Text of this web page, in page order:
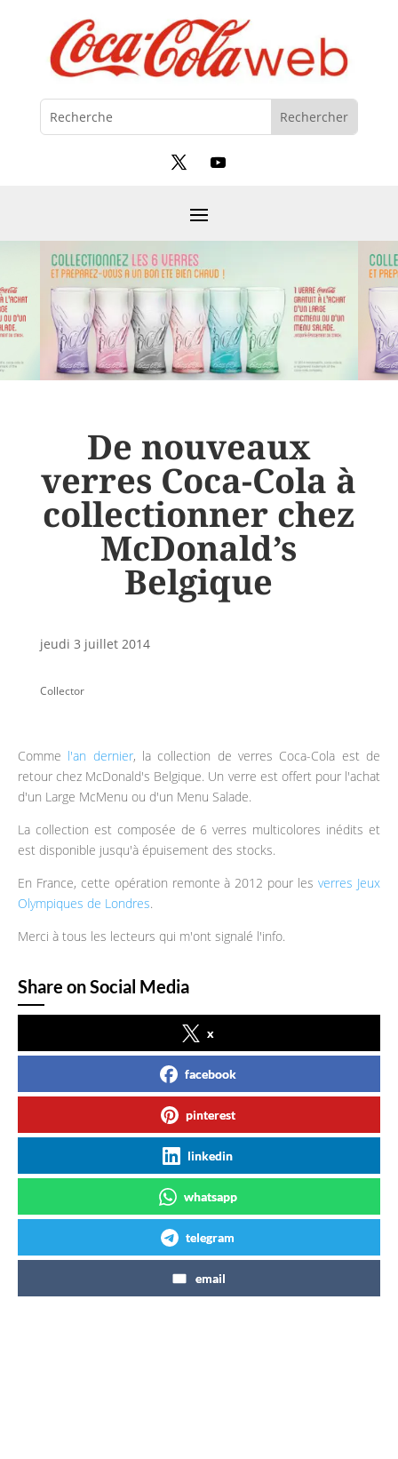
De nouveaux
verres Coca-Cola à
collectionner chez
McDonald’s
Belgique
jeudi 3 juillet 2014
Collector
Comme l'an dernier, la collection de verres Coca-Cola est de
retour chez McDonald's Belgique. Un verre est offert pour l'achat
d'un Large McMenu ou d'un Menu Salade.
La collection est composée de 6 verres multicolores inédits et
est disponible jusqu'à épuisement des stocks.
En France, cette opération remonte à 2012 pour lesverres Jeux
Olympiques de Londres.
Merci à tous les lecteurs qui m'ont signalé l'info.
Share on Social Media
x
facebook
pinterest
linkedin
whatsapp
telegram
email